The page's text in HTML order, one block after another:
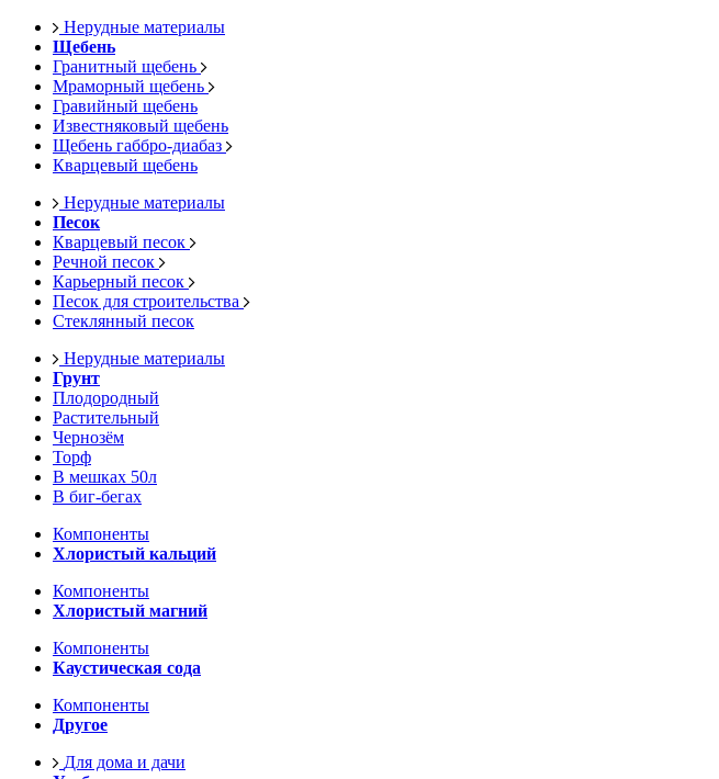
Нерудные материалы
Щебень
Гранитный щебень
Мраморный щебень
Гравийный щебень
Известняковый щебень
Щебень габбро-диабаз
Кварцевый щебень
Нерудные материалы
Песок
Кварцевый песок
Речной песок
Карьерный песок
Песок для строительства
Стеклянный песок
Нерудные материалы
Грунт
Плодородный
Растительный
Чернозём
Торф
В мешках 50л
В биг-бегах
Компоненты
Хлористый кальций
Компоненты
Хлористый магний
Компоненты
Каустическая сода
Компоненты
Другое
Для дома и дачи